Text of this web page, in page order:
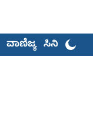
ವಾಣಿಜ್ಯ ಸಿನಿಮಾ